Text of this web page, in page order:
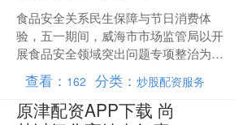
食品安全关系民生保障与节日消费体
验，五一期间，威海市市场监管局以开
展食品安全领域突出问题专项整治为契
机，紧盯密集消费场所，围绕肉及肉制
品、保健类食品、网络餐饮等....
查看： 162 分类：炒股配资服务
原津配资APP下载 尚